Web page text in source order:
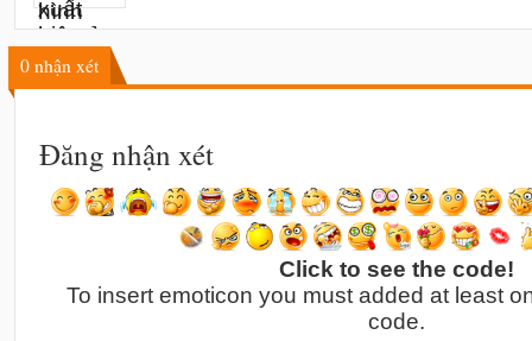
0 nhận xét
Đăng nhận xét
Click to see the code!
To insert emoticon you must added at least
code.